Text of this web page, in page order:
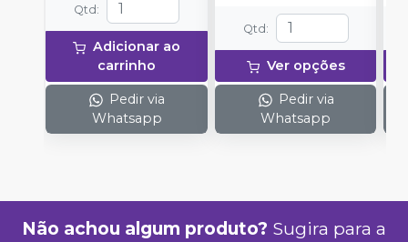
Qtd:
Adicionar ao
carrinho
Pedir via
Whatsapp
Qtd:
Ver opções
Pedir via
Whatsapp
Não achou algum produto? Sugira para a